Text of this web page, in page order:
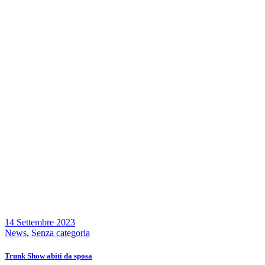
14 Settembre 2023
News, Senza categoria
Trunk Show abiti da sposa